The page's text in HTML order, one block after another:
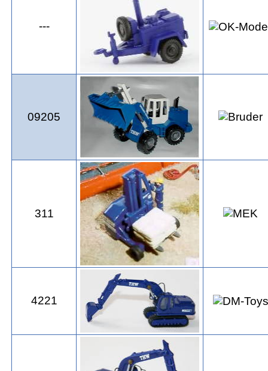
---
09205
311
4221